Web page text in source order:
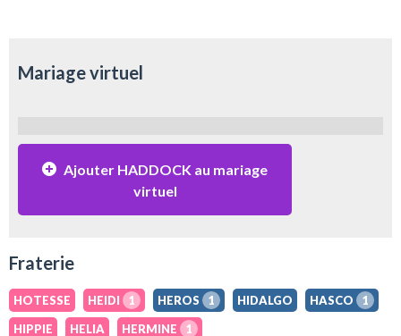
Mariage virtuel
Ajouter HADDOCK au mariage
virtuel
Fraterie
HOTESSE HEIDI 1 HEROS 1 HIDALGO HASCO
1
HIPPIE
HELIA HERMINE 1